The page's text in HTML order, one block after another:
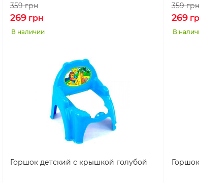
359грн
269грн
В наличии
359грн
269
В
Горшок детский с крышкой голубой